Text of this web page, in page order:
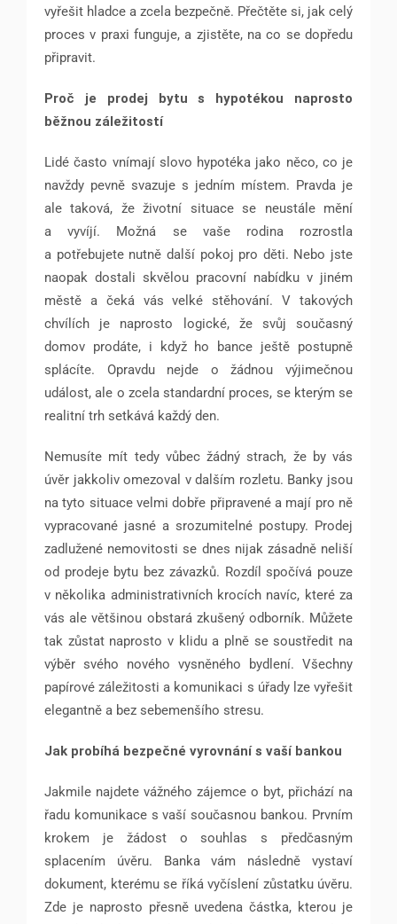
vyřešit hladce a zcela bezpečně. Přečtěte si, jak celý
proces v praxi funguje, a zjistěte, na co se dopředu
připravit.
Proč je prodej bytu s hypotékou naprosto
běžnou záležitostí
Lidé často vnímají slovo hypotéka jako něco, co je
navždy pevně svazuje s jedním místem. Pravda je
ale taková, že životní situace se neustále mění
a vyvíjí. Možná se vaše rodina rozrostla
a potřebujete nutně další pokoj pro děti. Nebo jste
naopak dostali skvělou pracovní nabídku v jiném
městě a čeká vás velké stěhování. V takových
chvílích je naprosto logické, že svůj současný
domov prodáte, i když ho bance ještě postupně
splácíte. Opravdu nejde o žádnou výjimečnou
událost, ale o zcela standardní proces, se kterým se
realitní trh setkává každý den.
Nemusíte mít tedy vůbec žádný strach, že by vás
úvěr jakkoliv omezoval v dalším rozletu. Banky jsou
na tyto situace velmi dobře připravené a mají pro ně
vypracované jasné a srozumitelné postupy. Prodej
zadlužené nemovitosti se dnes nijak zásadně neliší
od prodeje bytu bez závazků. Rozdíl spočívá pouze
v několika administrativních krocích navíc, které za
vás ale většinou obstará zkušený odborník. Můžete
tak zůstat naprosto v klidu a plně se soustředit na
výběr svého nového vysněného bydlení. Všechny
papírové záležitosti a komunikaci s úřady lze vyřešit
elegantně a bez sebemenšího stresu.
Jak probíhá bezpečné vyrovnání s vaší bankou
Jakmile najdete vážného zájemce o byt, přichází na
řadu komunikace s vaší současnou bankou. Prvním
krokem je žádost o souhlas s předčasným
splacením úvěru. Banka vám následně vystaví
dokument, kterému se říká vyčíslení zůstatku úvěru.
Zde je naprosto přesně uvedena částka, kterou je